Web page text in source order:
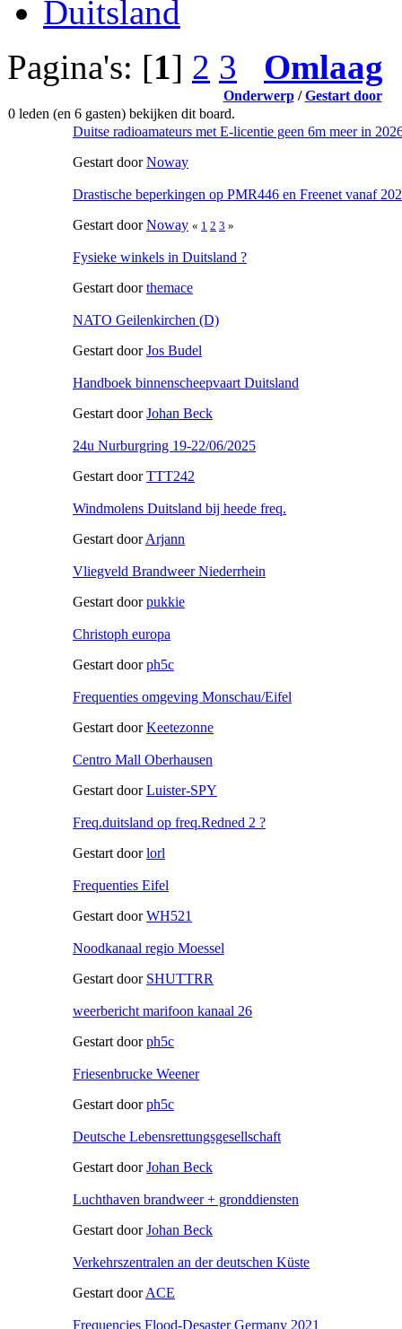
Duitsland
Pagina's: [1] 2 3 Omlaag
Onderwerp/Gestart door
0 leden (en 6 gasten) bekijken dit board.
Duitse radioamateurs met E-licentie geen 6m meer in
Gestart doorNoway
Drastische beperkingen op PMR446 en Freenet vanaf
Gestart doorNoway « 1 2 3 »
Fysieke winkels in Duitsland ?
Gestart doorthemace
NATO Geilenkirchen (D)
Gestart doorJos Budel
Handboek binnenscheepvaart Duitsland
Gestart doorJohan Beck
24u Nurburgring 19-22/06/2025
Gestart doorTTT242
Windmolens Duitsland bij heede freq.
Gestart doorArjann
Vliegveld Brandweer Niederrhein
Gestart doorpukkie
Christoph europa
Gestart doorph5c
Frequenties omgeving Monschau/Eifel
Gestart doorKeetezonne
Centro Mall Oberhausen
Gestart doorLuister-SPY
Freq.duitsland op freq.Redned 2 ?
Gestart doorlorl
Frequenties Eifel
Gestart doorWH521
Noodkanaal regio Moessel
Gestart door SHUTTRR
weerbericht marifoon kanaal 26
Gestart doorph5c
Friesenbrucke Weener
Gestart doorph5c
Deutsche Lebensrettungsgesellschaft
Gestart doorJohan Beck
Luchthaven brandweer + gronddiensten
Gestart doorJohan Beck
Verkehrszentralen an der deutschen Küste
Gestart doorACE
Frequencies Flood-Desaster Germany 2021